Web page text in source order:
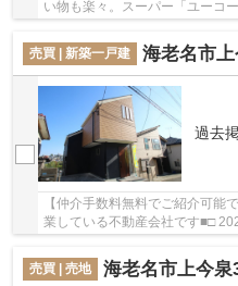
い物も楽々。スーパー「ユーコ
売買 | 新築一戸建
海老名市上今泉6丁目
過去
【仲介手数料無料でご紹介可能
業している不動産会社です■□
売買 | 売地
海老名市上今泉3丁目 全4区画 土